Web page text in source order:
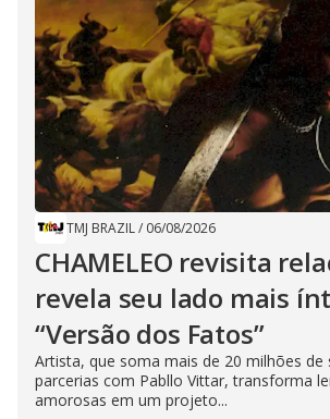
TMJ BRAZIL/ 06/08/2026
CHAMELEO revisita
revela seu lado mais
“Versão dos Fatos”
Artista, que soma mais de 20 milhões de
parcerias com Pabllo Vittar, transforma
amorosas em um projeto...